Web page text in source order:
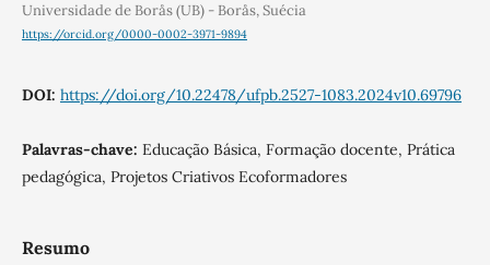
Universidade de Borås (UB) - Borås, Suécia
https://orcid.org/0000-0002-3971-9894
DOI: https://doi.org/10.22478/ufpb.2527-1083.2024v10.69796
Palavras-chave: Educação Básica, Formação docente, Prática
pedagógica, Projetos Criativos Ecoformadores
Resumo